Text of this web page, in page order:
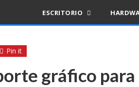
ESCRITORIO
Pin it
gráfico